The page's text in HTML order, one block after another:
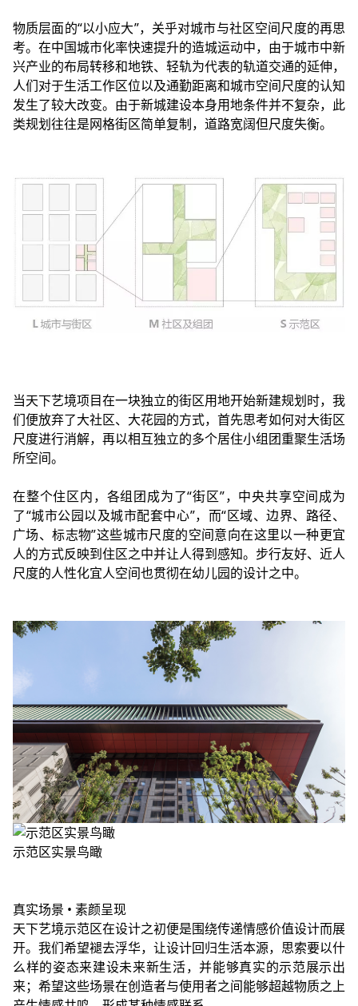
物质层面的“以小应大”，关乎对城市与社区空间尺度的再思
考。在中国城市化率快速提升的造城运动中，由于城市中新
兴产业的布局转移和地铁、轻轨为代表的轨道交通的延伸，
人们对于生活工作区位以及通勤距离和城市空间尺度的认知
发生了较大改变。由于新城建设本身用地条件并不复杂，此
类规划往往是网格街区简单复制，道路宽阔但尺度失衡。
当天下艺境项目在一块独立的街区用地开始新建规划时，我
们便放弃了大社区、大花园的方式，首先思考如何对大街区
尺度进行消解，再以相互独立的多个居住小组团重聚生活场
所空间。
在整个住区内，各组团成为了“街区”，中央共享空间成为
了“城市公园以及城市配套中心”，而“区域、边界、路径、
广场、标志物”这些城市尺度的空间意向在这里以一种更宜
人的方式反映到住区之中并让人得到感知。步行友好、近人
尺度的人性化宜人空间也贯彻在幼儿园的设计之中。
示范区实景鸟瞰
真实场景 • 素颜呈现
天下艺境示范区在设计之初便是围绕传递情感价值设计而展
开。我们希望褪去浮华，让设计回归生活本源，思索要以什
么样的姿态来建设未来新生活，并能够真实的示范展示出
来；希望这些场景在创造者与使用者之间能够超越物质之上